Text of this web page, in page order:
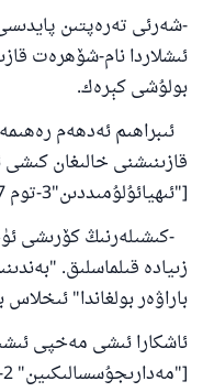
-شەرئى تەرەپتىن
ئىشلاردا نام-شۆھرەت
بولۇشى كېرەك.
ئىبراھىم ئەدھەم
قازىنىشنى خالىغان كىشى
["ئىھيائۇلۇمىددىن"3-توم 297-بەت].
-كىشىلەرنىڭ كۆرىشى
زىيادە قىلماسلىق.
باراۋەر بولغاندا" ئىخلاس
ئاشكارا ئىشى مەخپى
["مەدارىجۇسسالىكىين" 2-توم 91-بەت].